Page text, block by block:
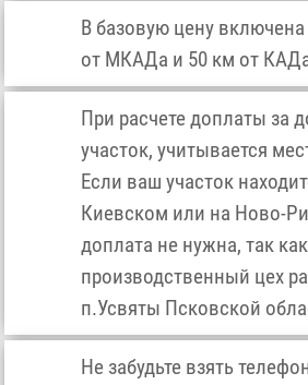
В базовую цену
от МКАДа и 50 км от
При расчете доплаты за
участок, учитывается
Если ваш участок
Киевском или на Ново-
доплата не нужна, так как
производственный цех
п.Усвяты Псковской
Не забудьте взять